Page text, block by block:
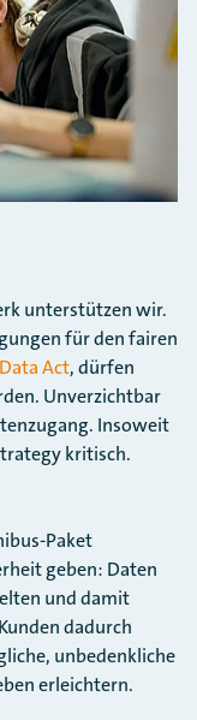
unterstützen wir.
für den fairen
Data Act, dürfen
Unverzichtbar
Insoweit
kritisch.
Paket
geben: Daten
und damit
dadurch
unbedenkliche
erleichtern.